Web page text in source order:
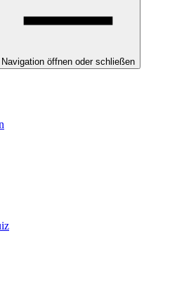
Navigation öffnen oder schließen